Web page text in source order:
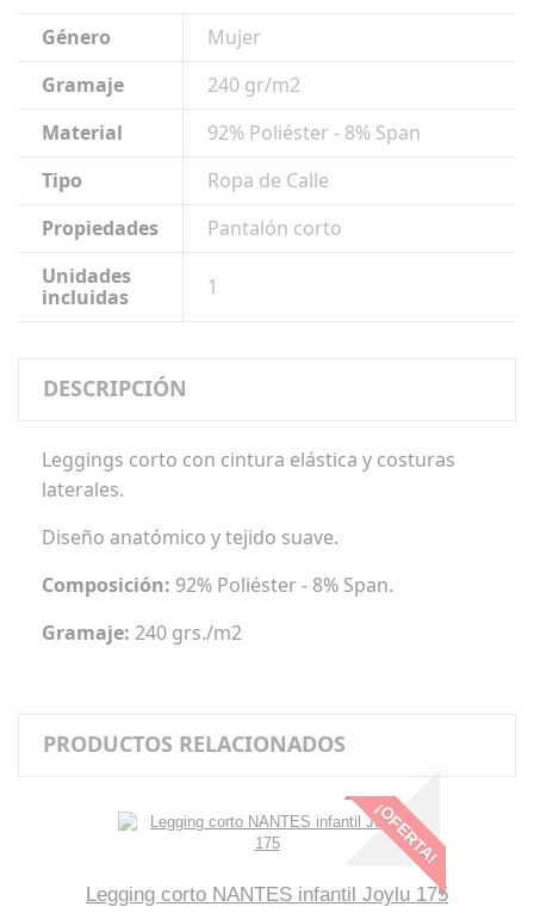
Género
Mujer
Gramaje
240 gr/m2
Material
92% Poliéster - 8% Span
Tipo
Ropa de Calle
Propiedades
Pantalón corto
Unidades
incluidas
1
DESCRIPCIÓN
Leggings corto con cintura elástica y costuras
laterales.
Diseño anatómico y tejido suave.
Composición: 92% Poliéster - 8% Span.
Gramaje: 240 grs./m2
PRODUCTOS RELACIONADOS
¡OFERTA!
Legging corto NANTES infantil Joylu 175